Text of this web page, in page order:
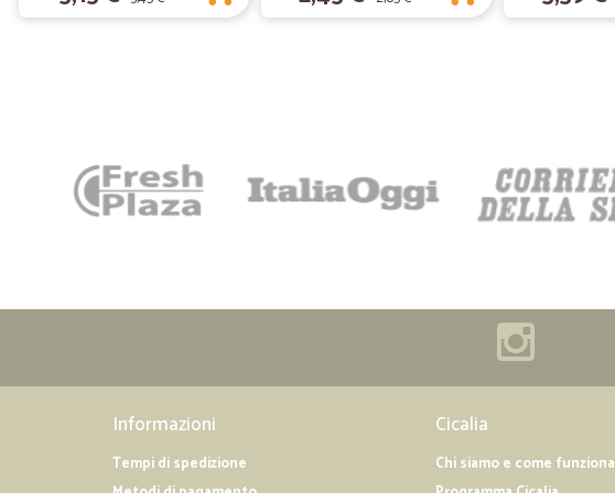
Informazioni
Tempi di spedizione
Cicalia
Chi siamo e come funziona